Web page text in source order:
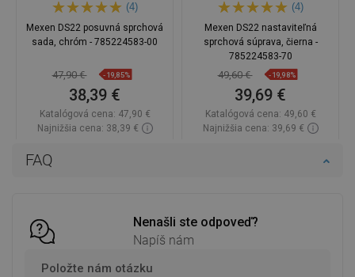
FAQ
Nenašli ste odpoveď?
Napíš nám
Položte nám otázku
(4)
Mexen DS22 posuvná sprchová
sada, chróm - 785224583-00
47,90 € -19,85%
38,39 €
Katalógová cena: 47,90 €
Najnižšia cena: 38,39 €
(4)
Mexen DS22 nastaviteľná
sprchová súprava, čierna -
785224583-70
49,60 € -19,98%
39,69 €
Katalógová cena: 49,60 €
Najnižšia cena: 39,69 €